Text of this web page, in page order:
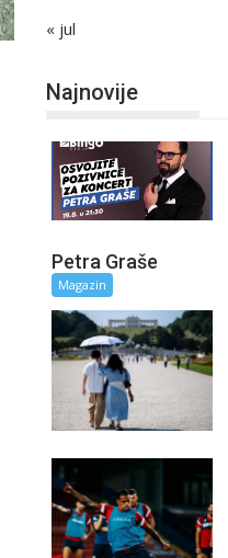
« jul
Najnovije
Petra Graše
Magazin